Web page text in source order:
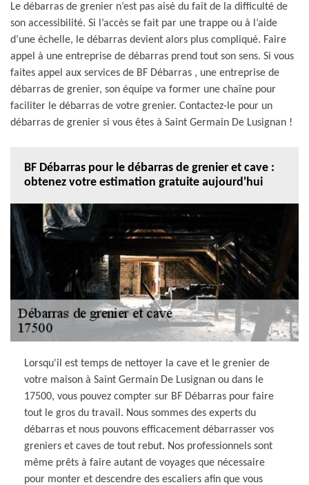
Le débarras de grenier n’est pas aisé du fait de la difficulté de
son accessibilité. Si l’accès se fait par une trappe ou à l’aide
d’une échelle, le débarras devient alors plus compliqué. Faire
appel à une entreprise de débarras prend tout son sens. Si vous
faites appel aux services de BF Débarras , une entreprise de
débarras de grenier, son équipe va former une chaîne pour
faciliter le débarras de votre grenier. Contactez-le pour un
débarras de grenier si vous êtes à Saint Germain De Lusignan !
BF Débarras pour le débarras de grenier et cave :
obtenez votre estimation gratuite aujourd'hui
Lorsqu'il est temps de nettoyer la cave et le grenier de
votre maison à Saint Germain De Lusignan ou dans le
17500, vous pouvez compter sur BF Débarras pour faire
tout le gros du travail. Nous sommes des experts du
débarras et nous pouvons efficacement débarrasser vos
greniers et caves de tout rebut. Nos professionnels sont
même prêts à faire autant de voyages que nécessaire
pour monter et descendre des escaliers afin que vous